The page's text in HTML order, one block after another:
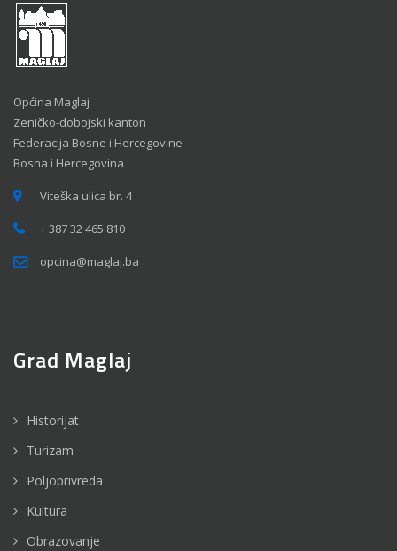
Općina Maglaj
Zeničko-dobojski kanton
Federacija Bosne i Hercegovine
Bosna i Hercegovina
Viteška ulica br. 4
+ 387 32 465 810
opcina@maglaj.ba
Grad Maglaj
Historijat
Turizam
Poljoprivreda
Kultura
Obrazovanje